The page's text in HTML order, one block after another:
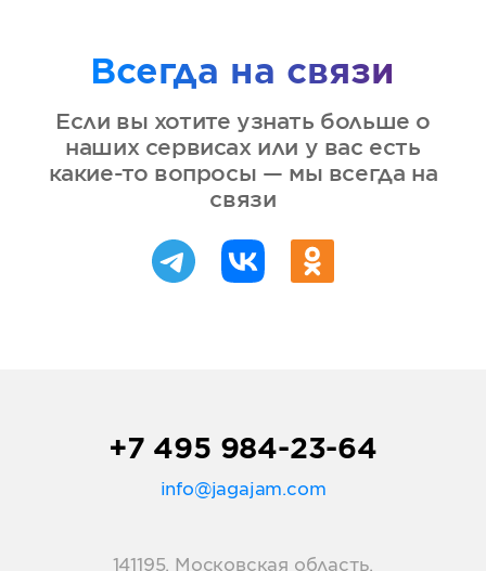
Всегда на связи
Если вы хотите узнать больше о
наших сервисах или у вас есть
какие-то вопросы — мы всегда на
связи
+7 495 984-23-64
info@jagajam.com
141195, Московская область,